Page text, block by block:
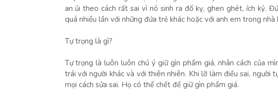
an ủi theo cách rất sai vì nó sinh ra đố kỵ, ghen ghét, ích kỷ.
quá nhiều lần với những đứa trẻ khác hoặc với anh em trong
Tự trọng là gì?
Tự trọng là luôn luôn chú ý giữ gìn phẩm giá, nhân cách của
trái với người khác và với thiên nhiên. Khi lỡ làm điều sai, người
mọi cách sửa sai. Họ có thể chết để giữ gìn phẩm giá.